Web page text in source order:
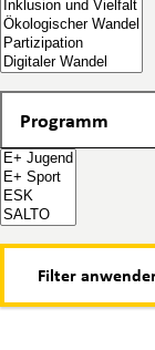
Programm
Filter